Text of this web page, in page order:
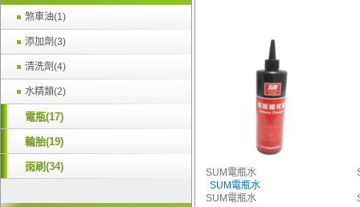
煞車油(1)
添加劑(3)
清洗劑(4)
水精類(2)
電瓶(17)
輪胎(19)
雨刷(34)
SUM電瓶水
SUM電瓶水
SUM電瓶水